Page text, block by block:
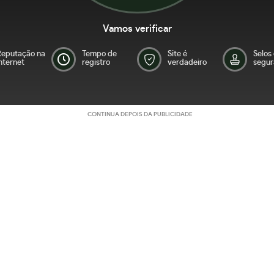
Vamos verificar
na
Tempo de
registro
Site é
verdadeiro
Selos
CONTINUA DEPOIS DA PUBLICIDADE